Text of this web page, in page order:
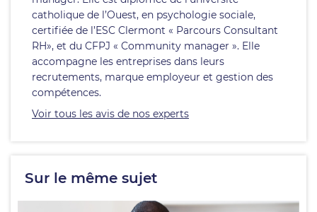
catholique de l’Ouest, en psychologie sociale,
certifiée de l’ESC Clermont « Parcours Consultant
RH», et du CFPJ « Community manager ». Elle
accompagne les entreprises dans leurs
recrutements, marque employeur et gestion des
compétences.
Voir tous les avis de nos experts
Sur le même sujet